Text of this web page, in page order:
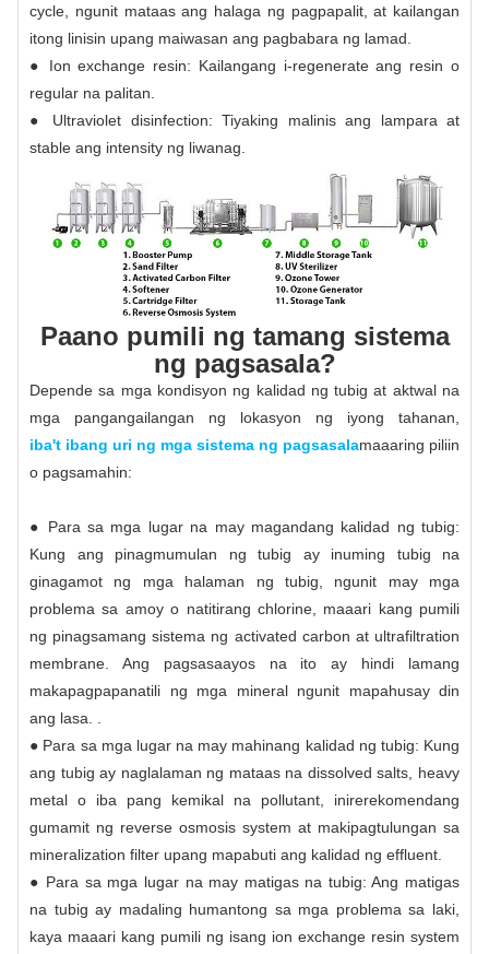
cycle, ngunit mataas ang halaga ng pagpapalit, at kailangan
itong linisin upang maiwasan ang pagbabara ng lamad.
● Ion exchange resin: Kailangang i-regenerate ang resin o
regular na palitan.
● Ultraviolet disinfection: Tiyaking malinis ang lampara at
stable ang intensity ng liwanag.
Paano pumili ng tamang sistema
ng pagsasala?
Depende sa mga kondisyon ng kalidad ng tubig at aktwal na
mga pangangailangan ng lokasyon ng iyong tahanan,
iba't ibang uri ng mga sistema ng pagsasalamaaaring piliin
o pagsamahin:
● Para sa mga lugar na may magandang kalidad ng tubig:
Kung ang pinagmumulan ng tubig ay inuming tubig na
ginagamot ng mga halaman ng tubig, ngunit may mga
problema sa amoy o natitirang chlorine, maaari kang pumili
ng pinagsamang sistema ng activated carbon at ultrafiltration
membrane. Ang pagsasaayos na ito ay hindi lamang
makapagpapanatili ng mga mineral ngunit mapahusay din
ang lasa. .
● Para sa mga lugar na may mahinang kalidad ng tubig: Kung
ang tubig ay naglalaman ng mataas na dissolved salts, heavy
metal o iba pang kemikal na pollutant, inirerekomendang
gumamit ng reverse osmosis system at makipagtulungan sa
mineralization filter upang mapabuti ang kalidad ng effluent.
● Para sa mga lugar na may matigas na tubig: Ang matigas
na tubig ay madaling humantong sa mga problema sa laki,
kaya maaari kang pumili ng isang ion exchange resin system